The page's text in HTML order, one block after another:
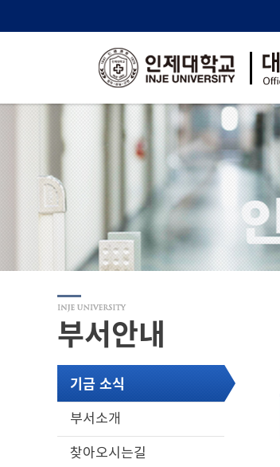
부서안내
기금 소식
부서소개
찾아오시는길